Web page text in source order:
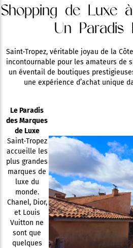
Shopping de Luxe
Un Paradis
Saint-Tropez, véritable joyau de la
incontournable pour les amateurs de
un éventail de boutiques
une expérience d’achat unique
Le Paradis
des Marques
de Luxe
Saint-Tropez
accueille les
plus grandes
marques de
luxe du
monde.
Chanel, Dior,
et Louis
Vuitton ne
sont que
quelques